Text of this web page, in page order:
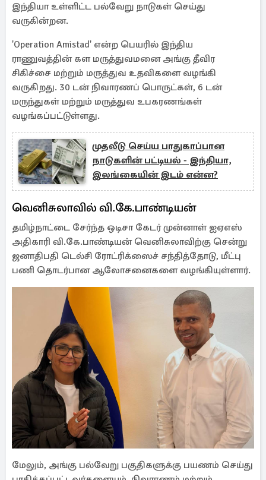
இந்தியா உள்ளிட்ட பல்வேறு நாடுகள் செய்து
வருகின்றன.
'Operation Amistad' என்ற பெயரில் இந்திய
ராணுவத்தின் கள மருத்துவமனை அங்கு தீவிர
சிகிச்சை மற்றும் மருத்துவ உதவிகளை வழங்கி
வருகிறது. 30 டன் நிவாரணப் பொருட்கள், 6 டன்
மருந்துகள் மற்றும் மருத்துவ உபகரணங்கள்
வழங்கப்பட்டுள்ளது.
முதலீடு செய்ய பாதுகாப்பான
நாடுகளின் பட்டியல் - இந்தியா,
இலங்கையின் இடம் என்ன?
வெனிசுலாவில் வி.கே.பாண்டியன்
தமிழ்நாட்டை சேர்ந்த ஒடிசா கேடர் முன்னாள் ஐஏஎஸ்
அதிகாரி வி.கே.பாண்டியன் வெனிசுலாவிற்கு சென்று
ஜனாதிபதி டெல்சி ரோட்ரிக்ஸைச் சந்தித்தோடு, மீட்பு
பணி தொடர்பான ஆலோசனைகளை வழங்கியுள்ளார்.
மேலும், அங்கு பல்வேறு பகுதிகளுக்கு பயணம் செய்து